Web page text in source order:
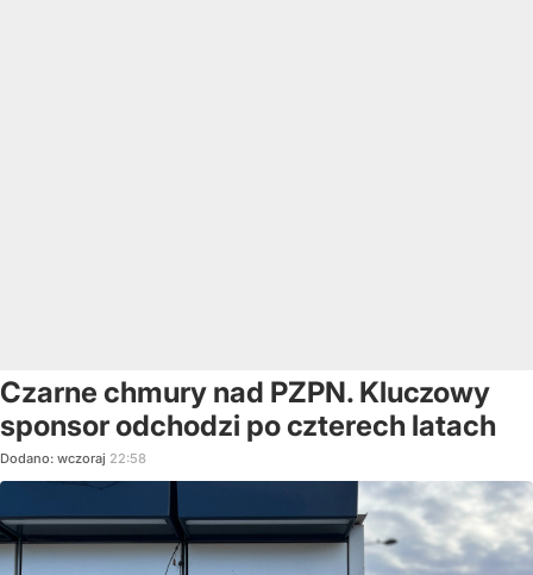
Czarne chmury nad PZPN. Kluczowy
sponsor odchodzi po czterech latach
Dodano: wczoraj 22:58